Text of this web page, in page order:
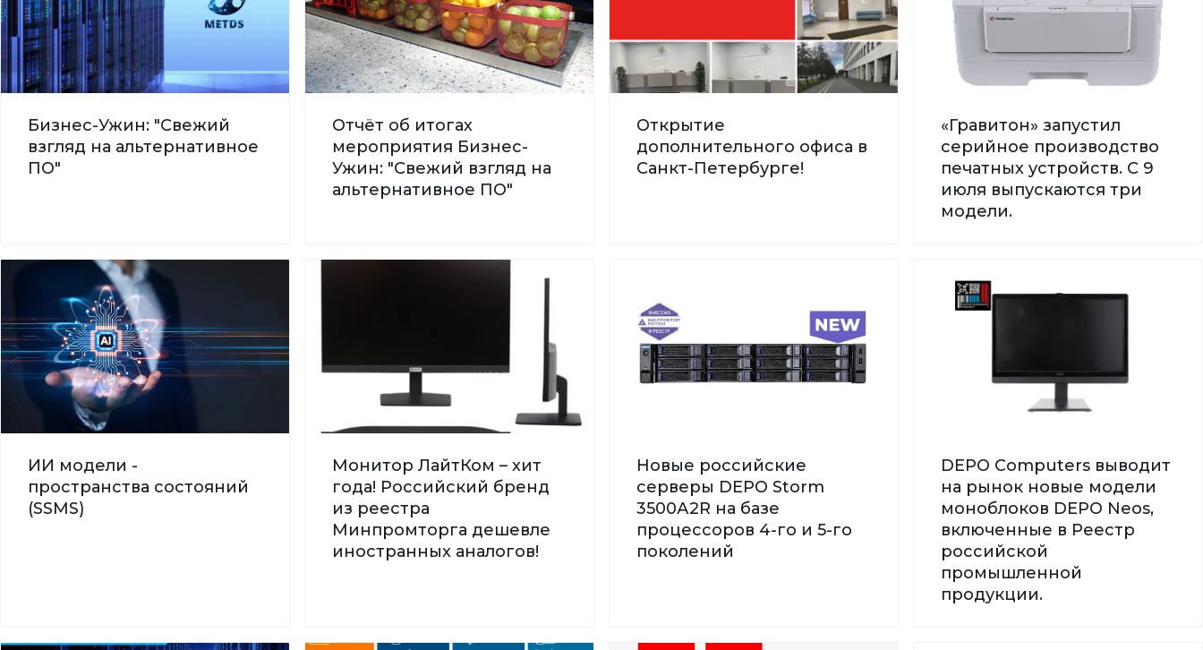
Бизнес-Ужин: "Свежий
взгляд на альтернативное
ПО"
Отчёт об итогах
мероприятия Бизнес-
Ужин: "Свежий взгляд на
альтернативное ПО"
Открытие
дополнительного офиса в
Санкт-Петербурге!
«Гравитон» запустил
серийное производство
печатных устройств. С 9
июля выпускаются три
модели.
ИИ модели -
пространства состояний
(SSMS)
Монитор ЛайтКом – хит
года! Российский бренд
из реестра
Минпромторга дешевле
иностранных аналогов!
Новые российские
серверы DEPO Storm
3500А2R на базе
процессоров 4-го и 5-го
поколений
DEPO Computers выводит
на рынок новые модели
моноблоков DEPO Neos,
включенные в Реестр
российской
промышленной
продукции.